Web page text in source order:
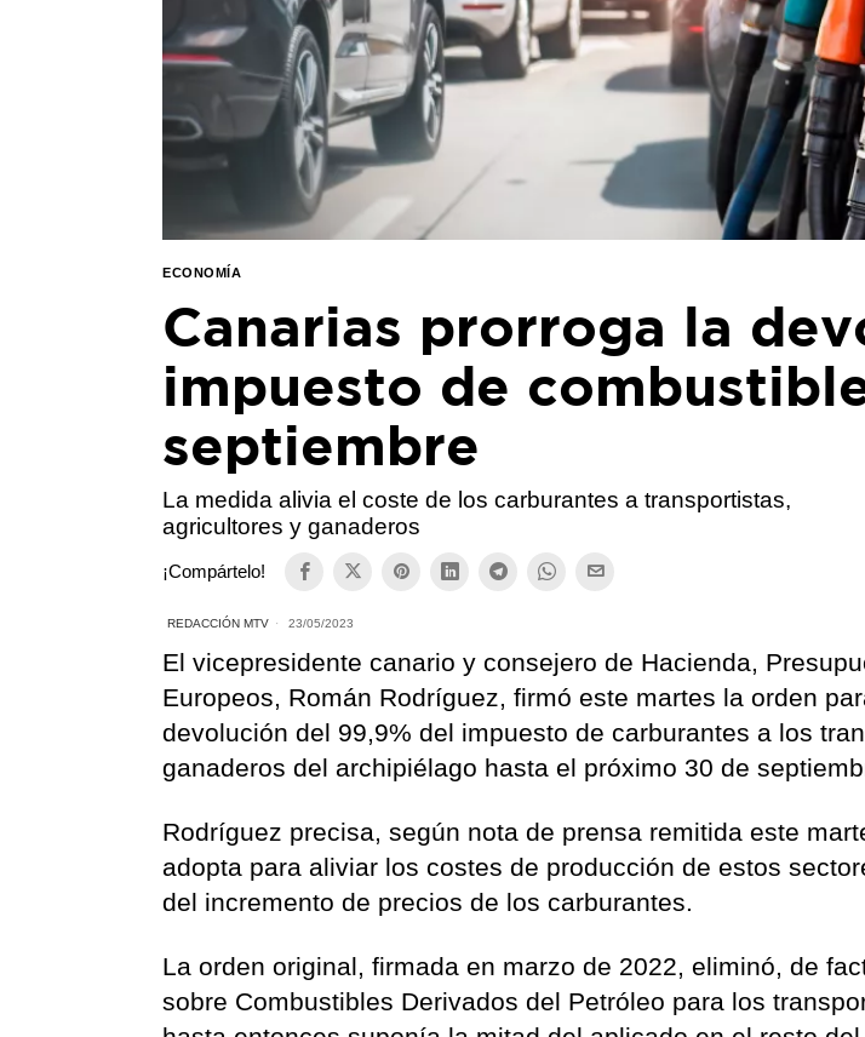
ECONOMÍA
Canarias prorroga la
impuesto de
septiembre
La medida alivia el coste de los carburantes a transportistas,
agricultores y ganaderos
¡Compártelo!
REDACCIÓN MTV 23/05/2023
El vicepresidente canario y consejero de Hacienda,
Europeos, Román Rodríguez, firmó este martes la orden
devolución del 99,9% del impuesto de carburantes a los
ganaderos del archipiélago hasta el próximo 30 de
Rodríguez precisa, según nota de prensa remitida este
adopta para aliviar los costes de producción de estos
del incremento de precios de los carburantes.
La orden original, firmada en marzo de 2022, eliminó, de
sobre Combustibles Derivados del Petróleo para los